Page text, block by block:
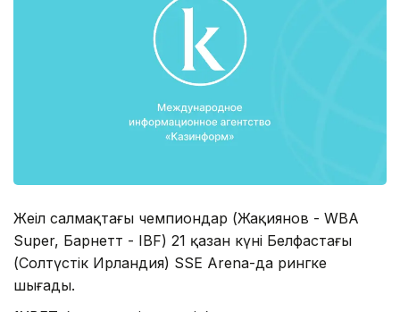
Жеңіл салмақтағы чемпиондар (Жақиянов - WBA
Super, Барнетт - IBF) 21 қазан күні Белфастағы
(Солтүстік Ирландия) SSE Arena-да рингке
шығады.